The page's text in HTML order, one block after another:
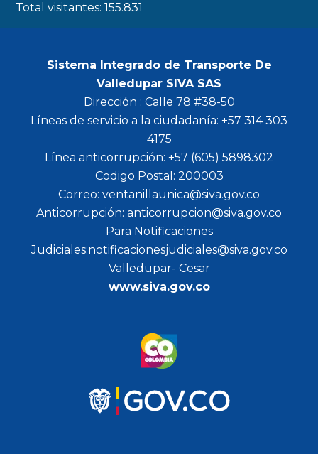
Total visitantes:155.831
Sistema Integrado de Transporte De
Valledupar SIVA SAS
Dirección : Calle 78 #38-50
Líneas de servicio a la ciudadanía: +57 314 303
4175
Línea anticorrupción: +57 (605) 5898302
Codigo Postal: 200003
Correo: ventanillaunica@siva.gov.co
Anticorrupción: anticorrupcion@siva.gov.co
Para Notificaciones
Judiciales:notificacionesjudiciales@siva.gov.co
Valledupar- Cesar
www.siva.gov.co